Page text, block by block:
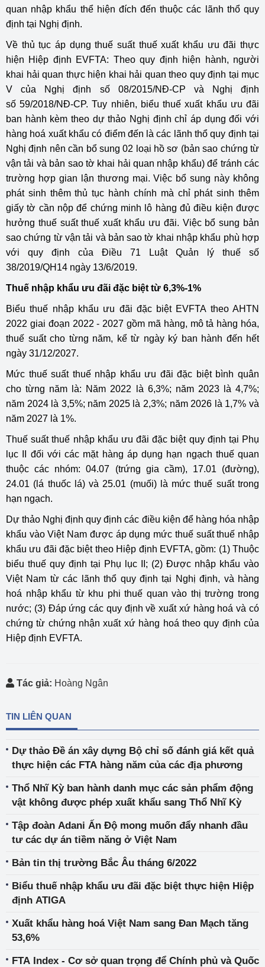
quan nhập khẩu thể hiện đích đến thuộc các lãnh thổ quy
định tại Nghị định.
Về thủ tục áp dụng thuế suất thuế xuất khẩu ưu đãi thực
hiện Hiệp định EVFTA: Theo quy định hiện hành, người
khai hải quan thực hiện khai hải quan theo quy định tại mục
V của Nghị định số 08/2015/NĐ-CP và Nghị định
số59/2018/NĐ-CP. Tuy nhiên, biểu thuế xuất khẩu ưu đãi
ban hành kèm theo dự thảo Nghị định chỉ áp dụng đối với
hàng hoá xuất khẩu có điểm đến là các lãnh thổ quy định tại
Nghị định nên cần bổ sung 02 loại hồ sơ (bản sao chứng từ
vận tải và bản sao tờ khai hải quan nhập khẩu) để tránh các
trường hợp gian lận thương mại. Việc bổ sung này không
phát sinh thêm thủ tục hành chính mà chỉ phát sinh thêm
giấy tờ cần nộp để chứng minh lô hàng đủ điều kiện được
hưởng thuế suất thuế xuất khẩu ưu đãi. Việc bổ sung bản
sao chứng từ vận tải và bản sao tờ khai nhập khẩu phù hợp
với quy định của Điều 71 Luật Quản lý thuế số
38/2019/QH14 ngày 13/6/2019.
Thuế nhập khẩu ưu đãi đặc biệt từ 6,3%-1%
Biểu thuế nhập khẩu ưu đãi đặc biệt EVFTA theo AHTN
2022 giai đoạn 2022 - 2027 gồm mã hàng, mô tả hàng hóa,
thuế suất cho từng năm, kể từ ngày ký ban hành đến hết
ngày 31/12/2027.
Mức thuế suất thuế nhập khẩu ưu đãi đặc biệt bình quân
cho từng năm là: Năm 2022 là 6,3%; năm 2023 là 4,7%;
năm 2024 là 3,5%; năm 2025 là 2,3%; năm 2026 là 1,7% và
năm 2027 là 1%.
Thuế suất thuế nhập khẩu ưu đãi đặc biệt quy định tại Phụ
lục II đối với các mặt hàng áp dụng hạn ngạch thuế quan
thuộc các nhóm: 04.07 (trứng gia cầm), 17.01 (đường),
24.01 (lá thuốc lá) và 25.01 (muối) là mức thuế suất trong
hạn ngạch.
Dự thảo Nghị định quy định các điều kiện để hàng hóa nhập
khẩu vào Việt Nam được áp dụng mức thuế suất thuế nhập
khẩu ưu đãi đặc biệt theo Hiệp định EVFTA, gồm: (1) Thuộc
biểu thuế quy định tại Phụ lục II; (2) Được nhập khẩu vào
Việt Nam từ các lãnh thổ quy định tại Nghị định, và hàng
hoá nhập khẩu từ khu phi thuế quan vào thị trường trong
nước; (3) Đáp ứng các quy định về xuất xứ hàng hoá và có
chứng từ chứng nhận xuất xứ hàng hoá theo quy định của
Hiệp định EVFTA.
Tác giả: Hoàng Ngân
TIN LIÊN QUAN
Dự thảo Đề án xây dựng Bộ chỉ số đánh giá kết quả
thực hiện các FTA hàng năm của các địa phương
Thổ Nhĩ Kỳ ban hành danh mục các sản phẩm động
vật không được phép xuất khẩu sang Thổ Nhĩ Kỳ
Tập đoàn Adani Ấn Độ mong muốn đẩy nhanh đầu
tư các dự án tiềm năng ở Việt Nam
Bản tin thị trường Bắc Âu tháng 6/2022
Biểu thuế nhập khẩu ưu đãi đặc biệt thực hiện Hiệp
định ATIGA
Xuất khẩu hàng hoá Việt Nam sang Đan Mạch tăng
53,6%
FTA Index - Cơ sở quan trọng để Chính phủ và Quốc